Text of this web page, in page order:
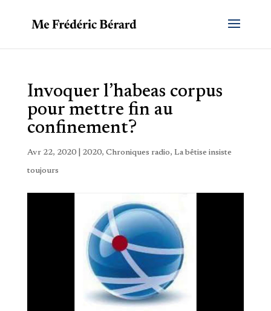
Invoquer l’habeas corpus
pour mettre fin au
confinement?
Avr 22, 2020| 2020, Chroniques radio, La bêtise insiste
toujours